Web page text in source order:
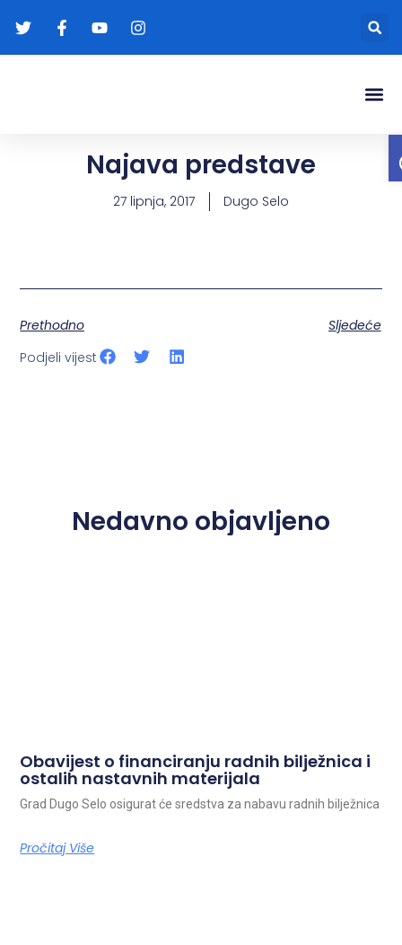
Najava predstave
27 lipnja, 2017 Dugo Selo
Prethodno
Sljedeće
Podjeli vijest
Nedavno objavljeno
Obavijest o financiranju radnih bilježnica i
ostalih nastavnih materijala
Grad Dugo Selo osigurat će sredstva za nabavu radnih bilježnica
Pročitaj Više